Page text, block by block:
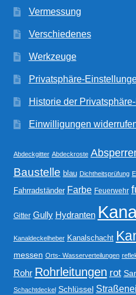
Vermessung
Verschiedenes
Werkzeuge
Privatsphäre-
Historie der
Einwilligungen
Abdeckgitter Abdeckroste
Baustelle blau Dichtheitsprüfung
Fahrradständer Farbe Feuerwehr
Gitter Gully Hydranten
Kanaldeckelheber Kanalschacht
messen Orts- Wasserverteilungen
Rohr Rohrleitungen rot
Schachtdeckel Schlüssel